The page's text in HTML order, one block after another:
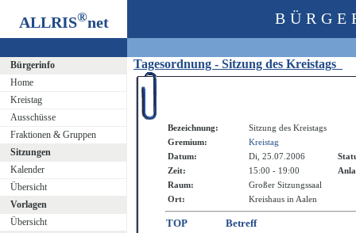
ALLRIS®net
Bürgerinfo
Home
Kreistag
Ausschüsse
Fraktionen & Gruppen
Sitzungen
Kalender
Übersicht
Vorlagen
Übersicht
Tagesordnung - Sitzung des Kreistags
Bezeichnung:
Sitzung des Kreistags
Gremium:
Kreistag
Datum:
Di, 25.07.2006
Zeit:
15:00 - 19:00
Raum:
Großer Sitzungssaal
Ort:
Kreishaus in Aalen
TOP Betreff